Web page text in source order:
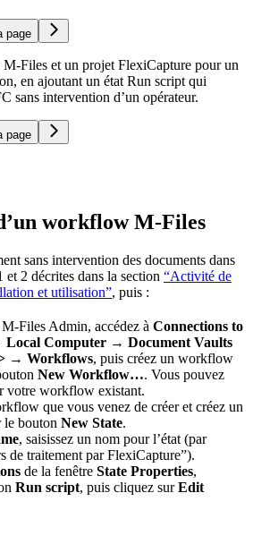
page
Files et un projet FlexiCapture pour un
en ajoutant un état Run script qui
sans intervention d’un opérateur.
page
workflow M-Files
sans intervention des documents dans
et 2 décrites dans la section “Activité de
et utilisation”, puis :
Files Admin, accédez à Connections to
Local Computer → Document Vaults
→ Workflows, puis créez un workflow
New Workflow…. Vous pouvez
votre workflow existant.
que vous venez de créer et créez un
le bouton New State.
, saisissez un nom pour l’état (par
de traitement par FlexiCapture”).
de la fenêtre State Properties,
Run script, puis cliquez surEdit